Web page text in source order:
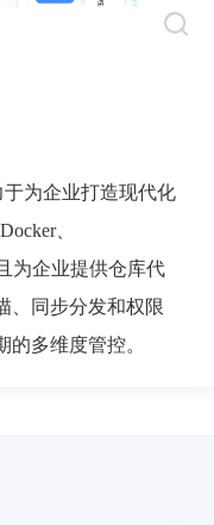
于为企业打造现代化
、
为企业提供仓库代
、同步分发和权限
多维度管控。